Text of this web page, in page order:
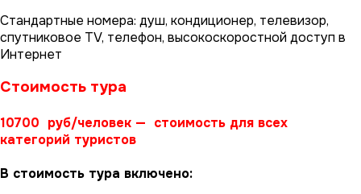
Стандартные номера: душ, кондиционер, телевизор,
спутниковое TV, телефон, высокоскоростной доступ в
Интернет
Стоимость тура
10700 руб/человек — стоимость для всех
категорий туристов
В стоимость тура включено: